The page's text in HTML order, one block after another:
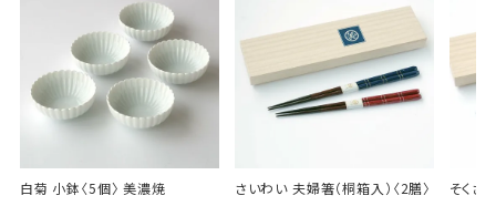
A.一般的なギフトに使用する包装紙です。
B.婚礼や出産、長寿祝などに使用する包装紙です。
A
B
白菊 小鉢〈5個〉 美濃焼 さいわい 夫婦箸（桐箱入）〈2膳〉 そくさ